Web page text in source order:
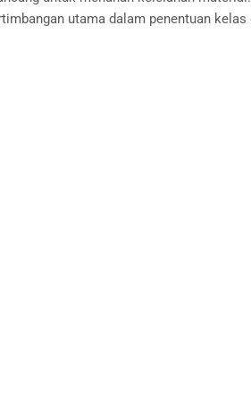
utama dalam penentuan kelas